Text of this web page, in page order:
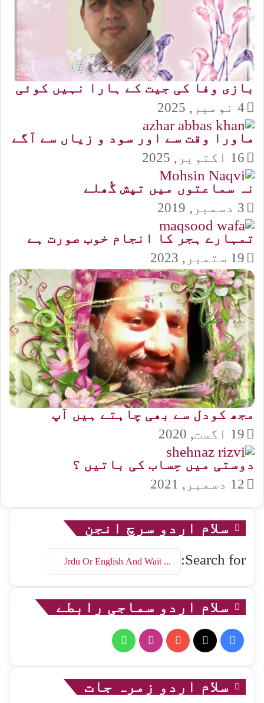
بازی وفا کی جیت کے ہارا نہیں کوئی
4 نومبر, 2025
ماورا وقت سے اور سود و زیاں سے آگے
16 اکتوبر, 2025
نہ سماعتوں میں تپش گُھلے
3 دسمبر, 2019
تمہارے ہجر کا انجام خوب صورت ہے
19 ستمبر, 2023
مجھ کودل سے بھی چاہتے ہیں آپ
19 اگست, 2020
دوستی میں حِساب کی باتیں ؟
12 دسمبر, 2021
سلام اردو سرچ انجن
Search for:
سلام اردو سماجی رابطے
Facebook
YouTube
Instagram
WhatsApp
سلام اردو زمرہ جات